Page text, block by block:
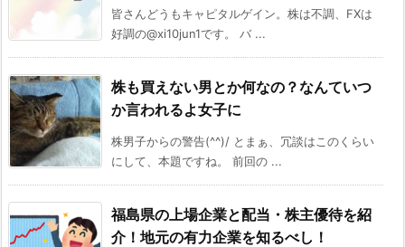
皆さんどうもキャピタルゲイン。株は不調、FXは
好調の@xi10jun1です。 バ ...
株も買えない男とか何なの？なんていつ
か言われるよ女子に
株男子からの警告(^^)/ とまぁ、冗談はこのくらい
にして、本題ですね。 前回の ...
福島県の上場企業と配当・株主優待を紹
介！地元の有力企業を知るべし！